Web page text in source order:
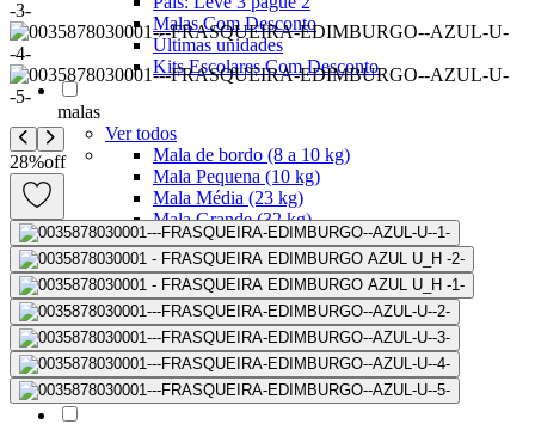
Malas Com Desconto
Últimas unidades
Kits Escolares Com Desconto
malas
Ver todos
Mala de bordo (8 a 10 kg)
Mala Pequena (10 kg)
Mala Média (23 kg)
Mala Grande (32 kg)
Conjunto de Malas
Bolsa de Viagem
ABS
Polipropileno
Policarbonato
Tecido
Para Levar à Bordo
Para Despachar
28%off